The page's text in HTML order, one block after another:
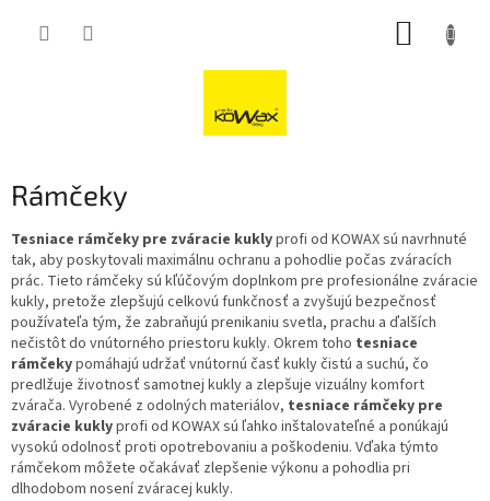
Rámčeky
Tesniace rámčeky pre zváracie kuklyprofi od KOWAX sú navrhnuté
tak, aby poskytovali maximálnu ochranu a pohodlie počas zváracích
prác. Tieto rámčeky sú kľúčovým doplnkom pre profesionálne zváracie
kukly, pretože zlepšujú celkovú funkčnosť a zvyšujú bezpečnosť
používateľa tým, že zabraňujú prenikaniu svetla, prachu a ďalších
nečistôt do vnútorného priestoru kukly. Okrem toho tesniace
rámčekypomáhajú udržať vnútornú časť kukly čistú a suchú, čo
predlžuje životnosť samotnej kukly a zlepšuje vizuálny komfort
zvárača. Vyrobené z odolných materiálov, tesniace rámčeky pre
zváracie kuklyprofi od KOWAX sú ľahko inštalovateľné a ponúkajú
vysokú odolnosť proti opotrebovaniu a poškodeniu. Vďaka týmto
rámčekom môžete očakávať zlepšenie výkonu a pohodlia pri
dlhodobom nosení zváracej kukly.